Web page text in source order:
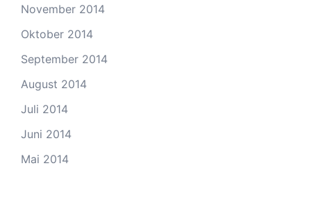
November 2014
Oktober 2014
September 2014
August 2014
Juli 2014
Juni 2014
Mai 2014